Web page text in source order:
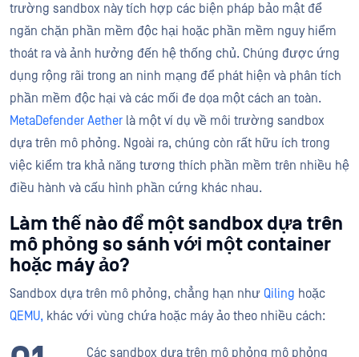
trường sandbox này tích hợp các biện pháp bảo mật để
ngăn chặn phần mềm độc hại hoặc phần mềm nguy hiểm
thoát ra và ảnh hưởng đến hệ thống chủ. Chúng được ứng
dụng rộng rãi trong an ninh mạng để phát hiện và phân tích
phần mềm độc hại và các mối đe dọa một cách an toàn.
MetaDefender Aether là một ví dụ về môi trường sandbox
dựa trên mô phỏng. Ngoài ra, chúng còn rất hữu ích trong
việc kiểm tra khả năng tương thích phần mềm trên nhiều hệ
điều hành và cấu hình phần cứng khác nhau.
Làm thế nào để một sandbox dựa trên
mô phỏng so sánh với một container
hoặc máy ảo?
Sandbox dựa trên mô phỏng, chẳng hạn như Qiling hoặc
QEMU, khác với vùng chứa hoặc máy ảo theo nhiều cách:
Các sandbox dựa trên mô phỏng mô phỏng